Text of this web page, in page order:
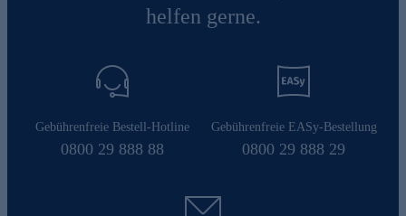
helfen gerne.
Gebührenfreie Bestell-Hotline
0800 29 888 88
Gebührenfreie EASy-Bestellung
0800 29 888 29